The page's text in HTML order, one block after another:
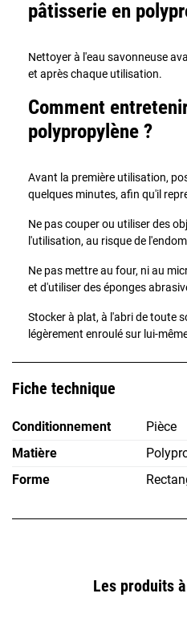
pâtisserie en
Nettoyer à l'eau savonneuse
et après chaque utilisation.
Comment
polypropylène ?
Avant la première utilisation,
quelques minutes, afin qu'il
Ne pas couper ou utiliser des
l'utilisation, au risque de
Ne pas mettre au four, ni au
et d'utiliser des éponges
Stocker à plat, à l'abri de toute
légèrement enroulé sur lui-
Fiche technique
Conditionnement
Pièce
Matière
Forme
Les produits